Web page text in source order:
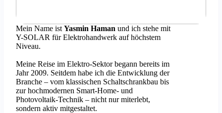
Mein Name ist Yasmin Haman und ich stehe mit
Y-SOLAR für Elektrohandwerk auf höchstem
Niveau.
Meine Reise im Elektro-Sektor begann bereits im
Jahr 2009. Seitdem habe ich die Entwicklung der
Branche – vom klassischen Schaltschrankbau bis
zur hochmodernen Smart-Home- und
Photovoltaik-Technik – nicht nur miterlebt,
sondern aktiv mitgestaltet.